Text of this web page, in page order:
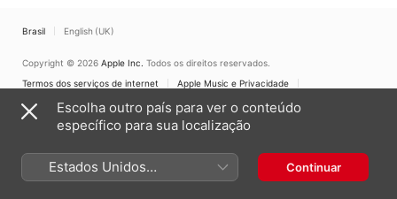
Brasil English (UK)
Copyright © 2026 Apple Inc. Todos os direitos reservados.
Termos dos serviços de internet
Apple Music e Privacidade
Escolha outro país para ver o conteúdo
específico para sua localização
Estados Unidos
(Português Brasil)
Continuar